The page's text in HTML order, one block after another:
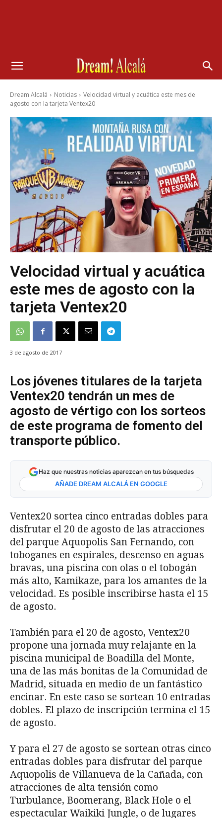
Dream Alcalá Noticias
Velocidad virtual y acuática este mes de
agosto con la tarjeta Ventex20
Velocidad virtual y acuática
este mes de agosto con la
tarjeta Ventex20
3 de agosto de 2017
Los jóvenes titulares de la tarjeta
Ventex20 tendrán un mes de
agosto de vértigo con los sorteos
de este programa de fomento del
transporte público.
Haz que nuestras noticias aparezcan en tus búsquedas
AÑADE DREAM ALCALÁ EN GOOGLE
Ventex20 sortea cinco entradas dobles para
disfrutar el 20 de agosto de las atracciones
del parque Aquopolis San Fernando, con
toboganes en espirales, descenso en aguas
bravas, una piscina con olas o el tobogán
más alto, Kamikaze, para los amantes de la
velocidad. Es posible inscribirse hasta el 15
de agosto.
También para el 20 de agosto, Ventex20
propone una jornada muy relajante en la
piscina municipal de Boadilla del Monte,
una de las más bonitas de la Comunidad de
Madrid, situada en medio de un fantástico
encinar. En este caso se sortean 10 entradas
dobles. El plazo de inscripción termina el 15
de agosto.
Y para el 27 de agosto se sortean otras cinco
entradas dobles para disfrutar del parque
Aquopolis de Villanueva de la Cañada, con
atracciones de alta tensión como
Turbulance, Boomerang, Black Hole o el
espectacular Waikiki Jungle, o de lugares